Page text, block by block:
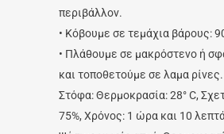
περιβάλλον.
• Κόβουμε σε τεμάχια βάρους:
• Πλάθουμε σε μακρόστενο ή
και τοποθετούμε σε λαμα ρίνες.
Στόφα: Θερμοκρασία: 28° C,
75%, Χρόνος: 1 ώρα και 10